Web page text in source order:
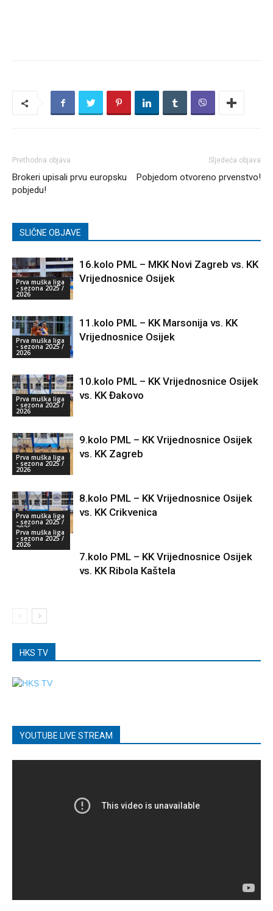
Prethodna objava
Brokeri upisali prvu europsku
pobjedu!
Sljedeća objava
Pobjedom otvoreno prvenstvo!
SLIČNE OBJAVE
Prva muška liga
- sezona 2025 /
2026
16.kolo PML – MKK Novi Zagreb vs. KK
Vrijednosnice Osijek
Prva muška liga
- sezona 2025 /
2026
11.kolo PML – KK Marsonija vs. KK
Vrijednosnice Osijek
Prva muška liga
- sezona 2025 /
2026
10.kolo PML – KK Vrijednosnice Osijek
vs. KK Đakovo
Prva muška liga
- sezona 2025 /
2026
9.kolo PML – KK Vrijednosnice Osijek
vs. KK Zagreb
Prva muška liga
- sezona 2025 /
2026
8.kolo PML – KK Vrijednosnice Osijek
vs. KK Crikvenica
Prva muška liga
- sezona 2025 /
2026
7.kolo PML – KK Vrijednosnice Osijek
vs. KK Ribola Kaštela
HKS TV
YOUTUBE LIVE STREAM